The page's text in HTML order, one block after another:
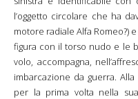
l’oggetto circolare che ha
motore radiale Alfa Romeo?)
figura con il torso nudo e le
volo, accompagna,
imbarcazione da guerra.
per la prima volta nella